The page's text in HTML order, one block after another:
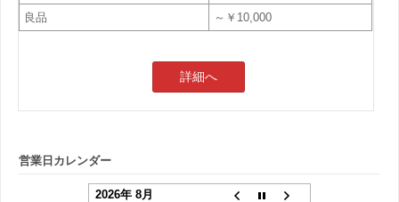
良品
～￥10,000
詳細へ
営業日カレンダー
2026年 8月